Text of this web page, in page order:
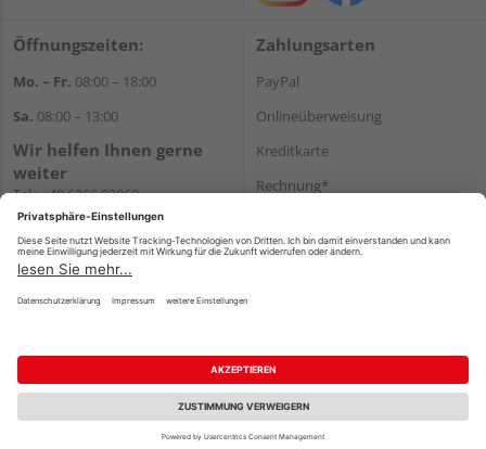
Öffnungszeiten:
Mo. – Fr. 08:00 – 18:00
Sa. 08:00 – 13:00
Wir helfen Ihnen gerne
weiter
Tel.:+49 6266 92060
E-Mail:shop@holzcenter-shop.de
Zahlungsarten
PayPal
Onlineüberweisung
Kreditkarte
Rechnung*
Versand
Impressum AGB Widerruf
Datenschutz
Reservierungsbedingungen
Vertrag widerrufen